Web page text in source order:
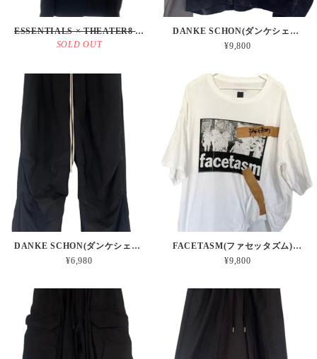
SOLD OUT
ESSENTIALS × THEATER8 神(エッセンシャルズ × シアターエイト) / COLLABO PAINT T-SHIRT
DANKE SCHON(ダンケシェーン) / DAMAGE CROPD ZIP PAKER
¥9,800
DANKE SCHON(ダンケシェーン) / EASY NYLON PANTS
¥6,980
FACETASM(ファセッタズム) / GRAPHIC TAPE T-SHIRT
¥9,800